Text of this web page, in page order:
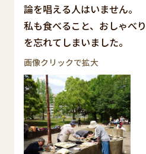
論を唱える人はいません。
私も食べること、おしゃべ
を忘れてしまいました。
画像クリックで拡大